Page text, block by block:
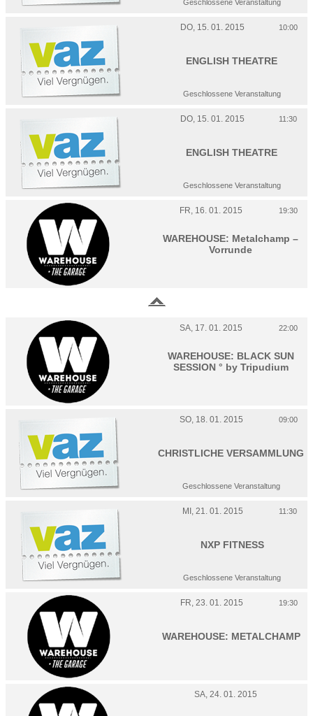
Geschlossene Veranstaltung
DO, 15. 01. 2015 10:00
ENGLISH THEATRE
Geschlossene Veranstaltung
DO, 15. 01. 2015 11:30
ENGLISH THEATRE
Geschlossene Veranstaltung
FR, 16. 01. 2015 19:30
WAREHOUSE: Metalchamp –
Vorrunde
SA, 17. 01. 2015 22:00
WAREHOUSE: BLACK SUN
SESSION ° by Tripudium
SO, 18. 01. 2015 09:00
CHRISTLICHE VERSAMMLUNG
Geschlossene Veranstaltung
MI, 21. 01. 2015 11:30
NXP FITNESS
Geschlossene Veranstaltung
FR, 23. 01. 2015 19:30
WAREHOUSE: METALCHAMP
SA, 24. 01. 2015